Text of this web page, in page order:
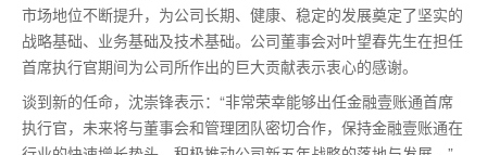
市场地位不断提升，为公司长期、健康、稳定的发展奠定了坚实的
战略基础、业务基础及技术基础。公司董事会对叶望春先生在担任
首席执行官期间为公司所作出的巨大贡献表示衷心的感谢。
谈到新的任命，沈崇锋表示：“非常荣幸能够出任金融壹账通首席
执行官，未来将与董事会和管理团队密切合作，保持金融壹账通在